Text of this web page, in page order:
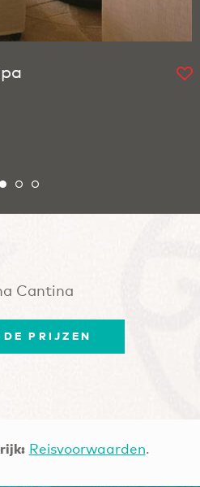
Cantina
PRIJZEN
Reisvoorwaarden.